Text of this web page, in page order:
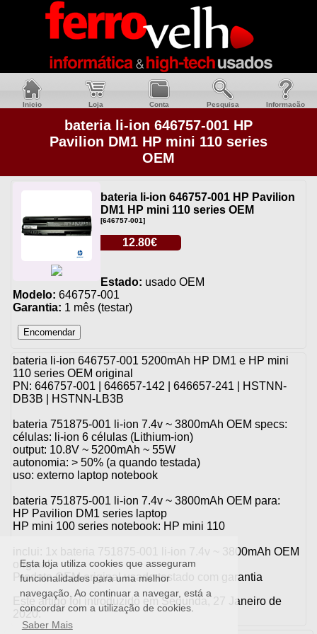
Esta loja utiliza cookies que asseguram
funcionalidades para uma melhor
navegação. Ao continuar a navegar, está a
concordar com a utilização de cookies.
Saber Mais
Inicio Loja Conta Pesquisa Informacão
bateria li-ion 646757-001 HP
Pavilion DM1 HP mini 110 series
OEM
bateria li-ion 646757-001 HP Pavilion
DM1 HP mini 110 series OEM
[646757-001]
12.80€
Estado: usado OEM
Modelo: 646757-001
Garantia: 1 mês (testar)
bateria li-ion 646757-001 5200mAh HP DM1 e HP mini
110 series OEM original
PN: 646757-001 | 646657-142 | 646657-241 | HSTNN-
DB3B | HSTNN-LB3B
bateria 751875-001 li-ion 7.4v ~ 3800mAh OEM specs:
células: li-ion 6 células (Lithium-ion)
output: 10.8V ~ 5200mAh ~ 55W
autonomia: > 50% (a quando testada)
uso: externo laptop notebook
bateria 751875-001 li-ion 7.4v ~ 3800mAh OEM para:
HP Pavilion DM1 series laptop
HP mini 100 series notebook: HP mini 110
inclui: 1x bateria 751875-001 li-ion 7.4v ~ 3800mAh OEM
original
Produto OEM original usado testado com garantia
Este artigo foi introduzido em Segunda, 27 Janeiro de
2020.